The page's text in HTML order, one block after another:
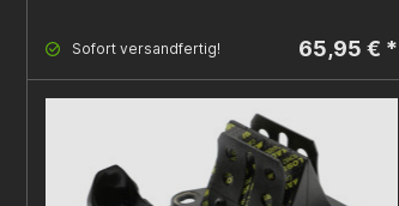
Sofort versandfertig! 65,95 € *